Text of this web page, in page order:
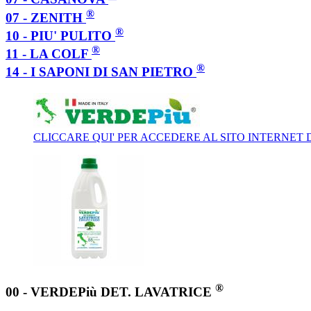
07 - ZENITH ®
10 - PIU' PULITO ®
11 - LA COLF ®
14 - I SAPONI DI SAN PIETRO ®
CLICCARE QUI' PER ACCEDERE AL SITO INTERNET
00 - VERDEPiù DET. LAVATRICE ®